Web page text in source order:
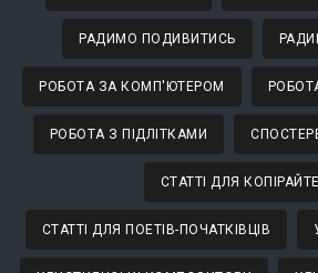
РАДИМО ПОДИВИТИСЬ
РОБОТА ЗА КОМП'ЮТЕРОМ
РОБОТА З ПІДЛІТКАМИ
СТАТТІ ДЛЯ
СТАТТІ ДЛЯ ПОЕТІВ-ПОЧАТКІВЦІВ